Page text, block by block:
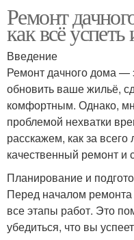
Ремонт
как всё
Введение
Ремонт дачного дома —
обновить ваше жильё,
комфортным. Однако,
проблемой нехватки
расскажем, как за
качественный ремонт и
Планирование и
Перед началом
все этапы работ. Это
убедиться, что вы